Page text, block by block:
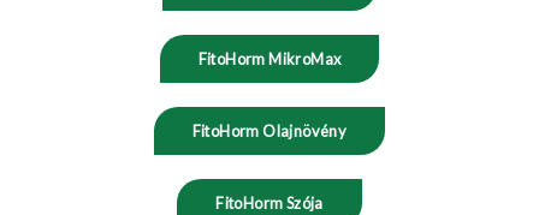
FitoHorm MikroMax
FitoHorm Olajnövény
FitoHorm Szója